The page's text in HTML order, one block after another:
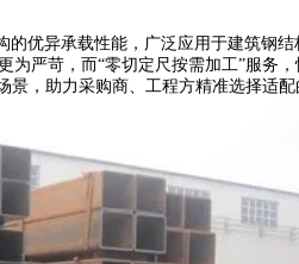
优异承载性能，广泛应用于建筑钢
严苛，而“零切定尺按需加工”服务
，助力采购商、工程方精准选择适